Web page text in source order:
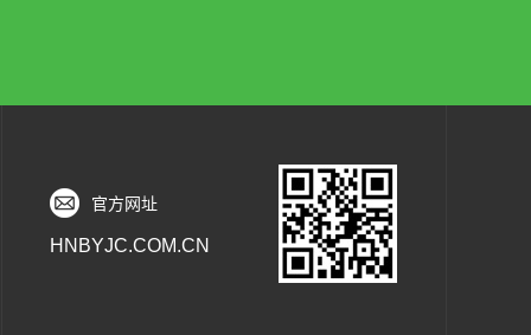
官方网址
HNBYJC.COM.CN